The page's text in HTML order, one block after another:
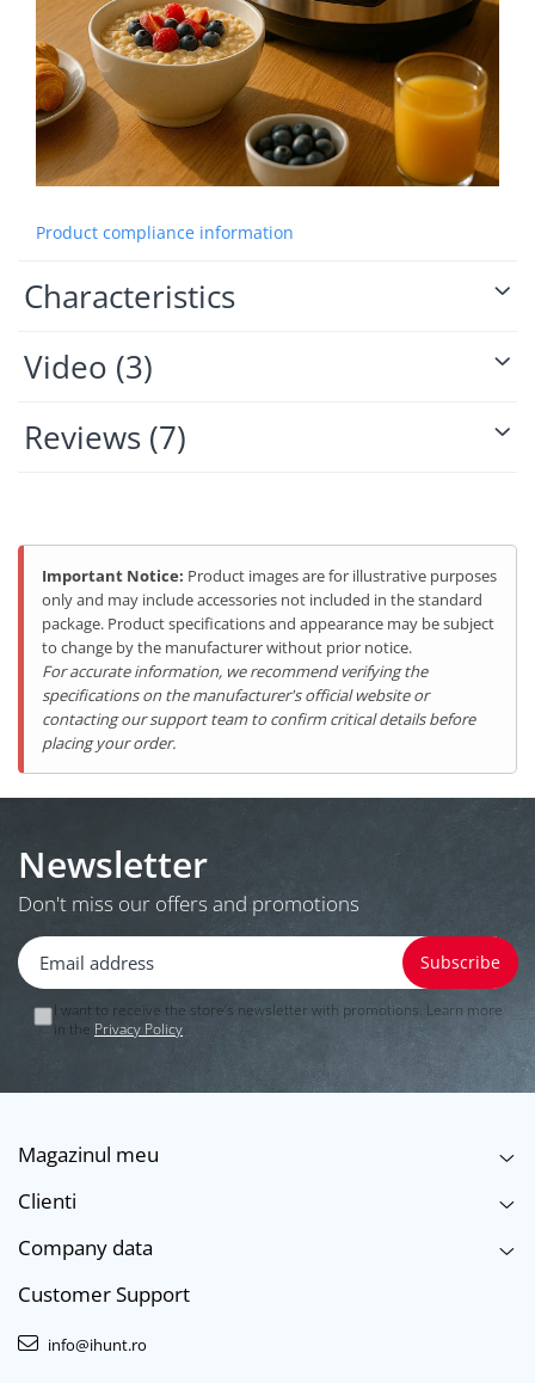
Product compliance information
Characteristics
Video (3)
Reviews (7)
Important Notice: Product images are for illustrative purposes
only and may include accessories not included in the standard
package. Product specifications and appearance may be subject
to change by the manufacturer without prior notice.
For accurate information, we recommend verifying the
specifications on the manufacturer's official website or
contacting our support team to confirm critical details before
placing your order.
Newsletter
Don't miss our offers and promotions
I want to receive the store’s newsletter with promotions. Learn more
in the Privacy Policy.
Magazinul meu
Clienti
Company data
Customer Support
info@ihunt.ro